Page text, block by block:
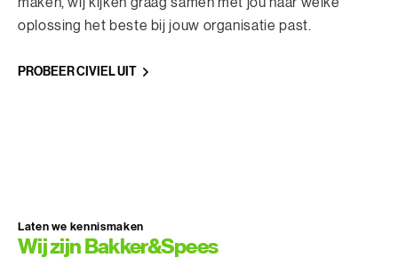
oplossing het beste bij jouw organisatie past.
PROBEER CIVIEL UIT
Laten we kennismaken
Wij zijn Bakker&Spees